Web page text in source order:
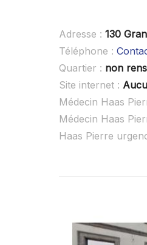
Adresse : 130
Téléphone :
Quartier : non
Site internet :
Médecin Haas
Médecin Haas
Haas Pierre